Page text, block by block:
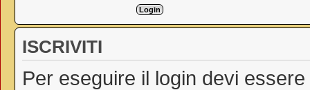
ISCRIVITI
Per eseguire il login devi